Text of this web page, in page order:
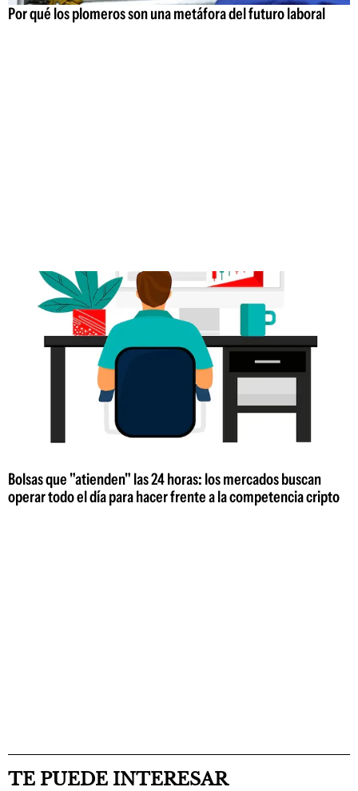
Por qué los plomeros son una metáfora del futuro laboral
Bolsas que "atienden" las 24 horas: los mercados buscan
operar todo el día para hacer frente a la competencia cripto
TE PUEDE INTERESAR